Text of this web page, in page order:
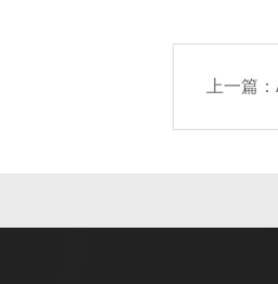
上一篇：